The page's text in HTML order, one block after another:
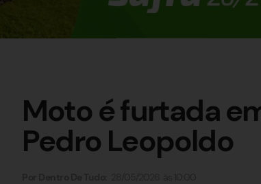
Moto é furtada
Pedro Leopoldo